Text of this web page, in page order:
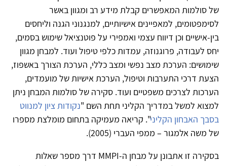
של סולמות המאפשרים קבלת מידע רב ומגוון באשר
לסימפטומים, למאפיינים אישיותיים, למנגנוני הגנה וליחסים
בין-אישיים וכן דיווח עצמי ואמפירי על פוטנציאל שימוש בסמים,
יחס לעבודה, פרוגנוזה, עמדות כלפי טיפול ועוד. למבחן מגוון
שימושים: הערכת מצב נפשי ומצב כללי, הערכת הצורך באשפוז,
הצעת דרכי התערבות וטיפול, הערכת אישיות של מועמדים,
הערכות לצרכים משפטיים ועוד. סקירה של סולמות המבחן ניתן
למצוא למשל במדריך הקליני תחת השם "נקודות ציון למנווט
בסבך האבחון הקליני". קריאה מעמיקה בתחום מומלצת מספרו
של משה אלמגור – ממפי העברי (2005).
בסקירה זו אתבונן על מבחן ה-MMPI דרך מספר שאלות